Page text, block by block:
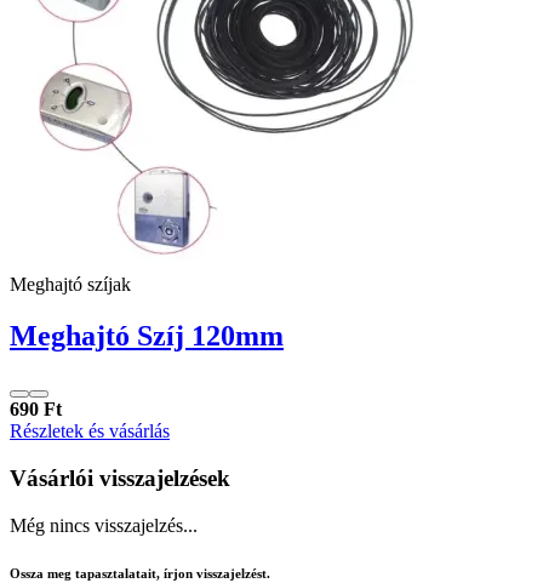
Meghajtó szíjak
Meghajtó Szíj 120mm
690 Ft
Részletek és vásárlás
Vásárlói visszajelzések
Még nincs visszajelzés...
Ossza meg tapasztalatait, írjon visszajelzést.